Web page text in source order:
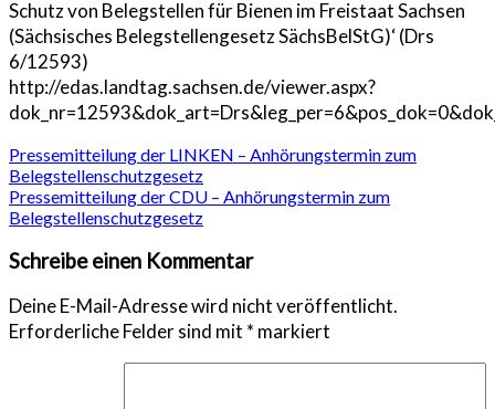
Schutz von Belegstellen für Bienen im Freistaat Sachsen
(Sächsisches Belegstellengesetz SächsBelStG)‘ (Drs
6/12593)
http://edas.landtag.sachsen.de/viewer.aspx?
Beitragsnavigation
Pressemitteilung der LINKEN – Anhörungstermin zum
Belegstellenschutzgesetz
Pressemitteilung der CDU – Anhörungstermin zum
Belegstellenschutzgesetz
Schreibe einen Kommentar
Deine E-Mail-Adresse wird nicht veröffentlicht.
Erforderliche Felder sind mit * markiert